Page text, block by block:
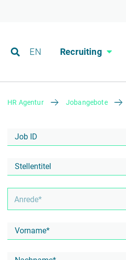
EN Recruiting
HR Agentur Jobangebote